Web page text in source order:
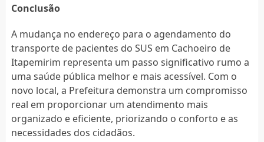
Conclusão
A mudança no endereço para o agendamento do
transporte de pacientes do SUS em Cachoeiro de
Itapemirim representa um passo significativo rumo a
uma saúde pública melhor e mais acessível. Com o
novo local, a Prefeitura demonstra um compromisso
real em proporcionar um atendimento mais
organizado e eficiente, priorizando o conforto e as
necessidades dos cidadãos.